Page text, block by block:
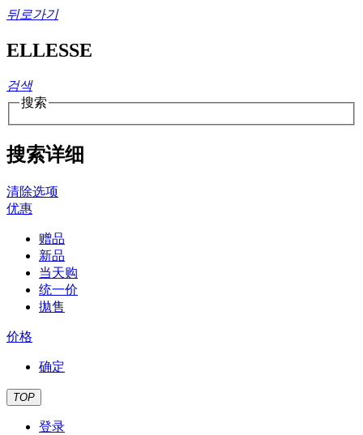
뒤로가기
ELLESSE
검색
搜索
搜索详细
清除选项
优惠
赠品
新品
当天购
统一价
拋售
价格
确定
TOP
登录